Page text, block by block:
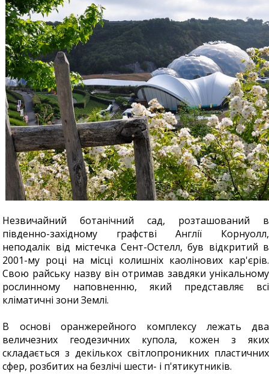
Незвичайний ботанічний сад, розташований в
південно-західному графстві Англії Корнуолл,
неподалік від містечка Сент-Остелл, був відкритий в
2001-му році на місці колишніх каолінових кар'єрів.
Свою райську назву він отримав завдяки унікальному
рослинному наповненню, який представляє всі
кліматичні зони Землі.
В основі оранжерейного комплексу лежать два
величезних геодезичних купола, кожен з яких
складається з декількох світлопроникних пластичних
сфер, розбитих на безлічі шести- і п'ятикутників.